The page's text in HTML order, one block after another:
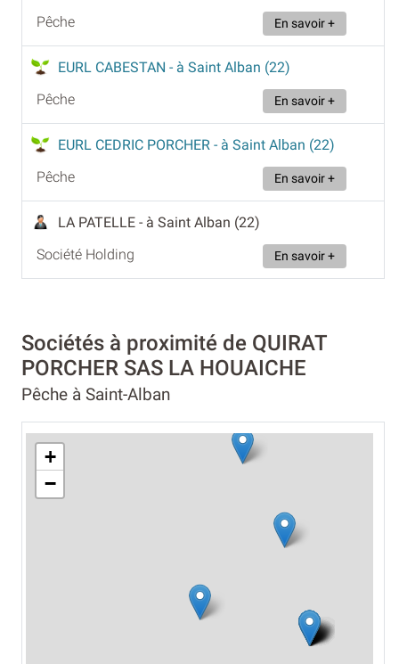
Pêche
En savoir +
EURL CABESTAN - à Saint Alban (22)
Pêche
En savoir +
EURL CEDRIC PORCHER - à Saint Alban (22)
Pêche
En savoir +
LA PATELLE - à Saint Alban (22)
Société Holding
En savoir +
Sociétés à proximité de QUIRAT
PORCHER SAS LA HOUAICHE
Pêche à Saint-Alban
+
−